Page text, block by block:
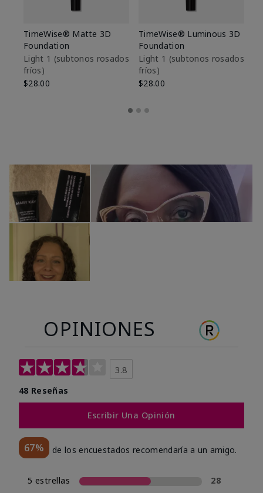
TimeWise® Matte 3D
Foundation
Light 1​ (subtonos rosados
fríos)
$28.00
TimeWise® Luminous 3D
Foundation
Light 1​ (subtonos rosados
fríos)
$28.00
OPINIONES
3.8
48 Reseñas
Escribir Una Opinión
67% de los encuestados recomendaría a un amigo.
5 estrellas
28